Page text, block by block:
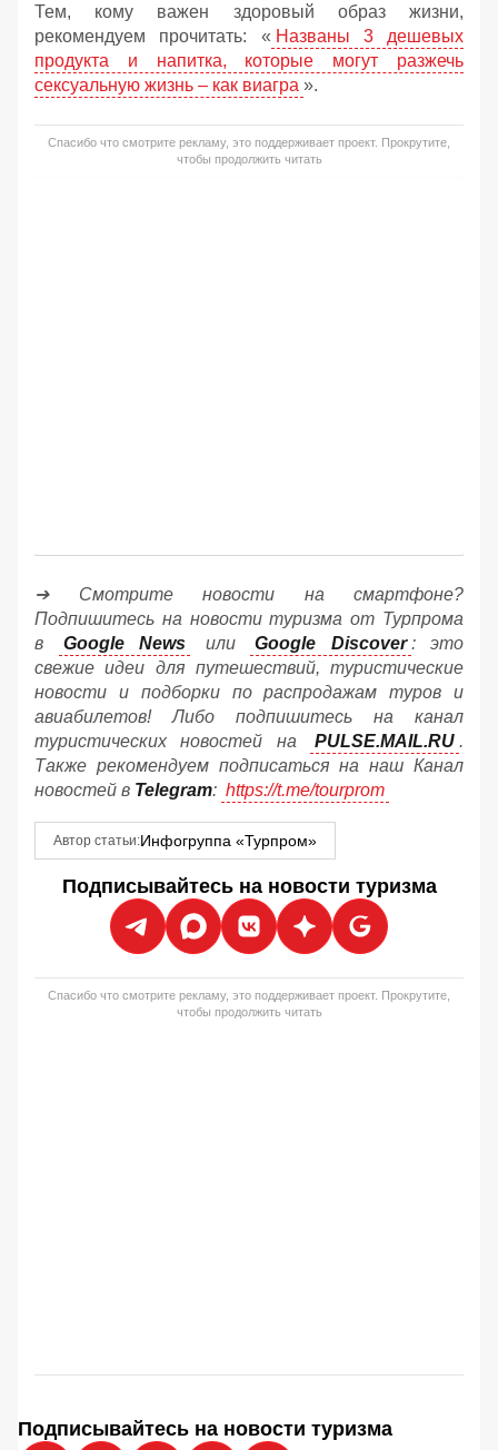
Тем, кому важен здоровый образ жизни,
рекомендуем прочитать: « Названы 3 дешевых
продукта и напитка, которые могут разжечь
сексуальную жизнь – как виагра ».
Спасибо что смотрите рекламу, это поддерживает проект. Прокрутите,
чтобы продолжить читать
➔ Смотрите новости на смартфоне?
Подпишитесь на новости туризма от Турпрома
в
Google News или Google Discover : это
свежие идеи для путешествий, туристические
новости и подборки по распродажам туров и
авиабилетов! Либо подпишитесь на канал
туристических новостей на
PULSE.MAIL.RU .
Также рекомендуем подписаться на наш Канал
новостей в Telegram: https://t.me/tourprom
Автор статьи:Инфогруппа «Турпром»
Подписывайтесь на новости туризма
Спасибо что смотрите рекламу, это поддерживает проект. Прокрутите,
чтобы продолжить читать
Подписывайтесь на новости туризма